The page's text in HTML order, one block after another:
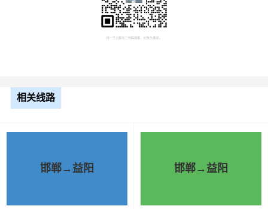
以上报价为市场透明价，仅供参考，不作为
最终成交价格，望知晓！
车型
4立方 1.8×1.6×1.7
中型面
相关线路
邯郸→益阳 邯郸→益阳